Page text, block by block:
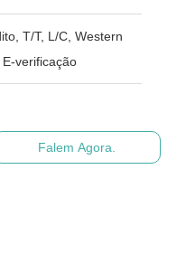
T/T, L/C, Western
verificação
Falem Agora.